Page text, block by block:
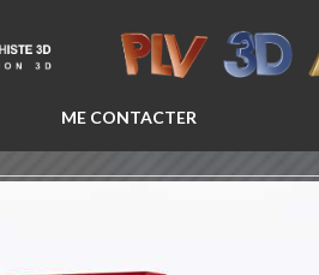
ME CONTACTER